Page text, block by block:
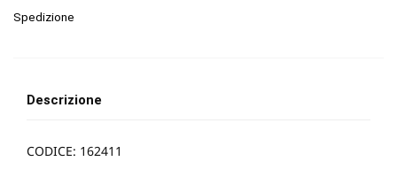
Spedizione
Descrizione
CODICE: 162411